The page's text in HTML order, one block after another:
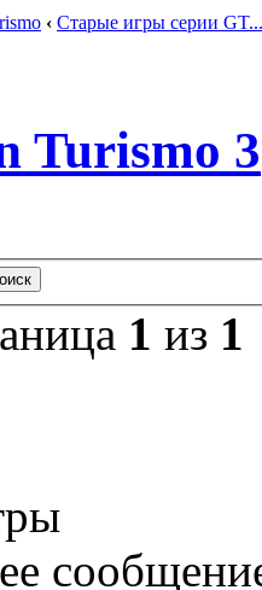
‹ Старые игры серии GT...
Turismo 3
1 из 1